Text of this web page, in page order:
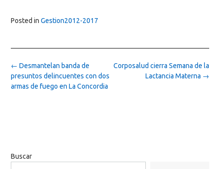
Posted in Gestion2012-2017
Post
navigation
Corposalud cierra Semana de la
Lactancia Materna →
← Desmantelan banda de
presuntos delincuentes con dos
armas de fuego en La Concordia
Buscar